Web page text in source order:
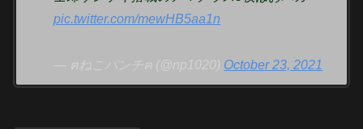
pic.twitter.com/mewHB5aa1n
— ฅねこパンチฅ (@np1020) October 23, 2021